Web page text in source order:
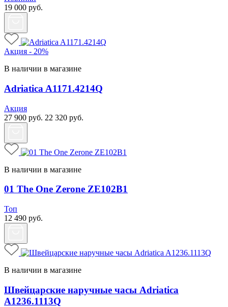
19 000 руб.
Акция - 20%
В наличии в магазине
Adriatica A1171.4214Q
Акция
27 900 руб. 22 320 руб.
В наличии в магазине
01 The One Zerone ZE102B1
Топ
12 490 руб.
В наличии в магазине
Швейцарские наручные часы Adriatica
A1236.1113Q